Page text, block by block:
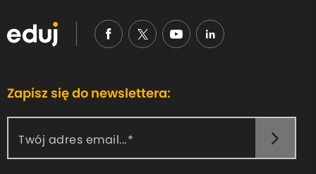
Zapisz się do newslettera:
Twój adres email...